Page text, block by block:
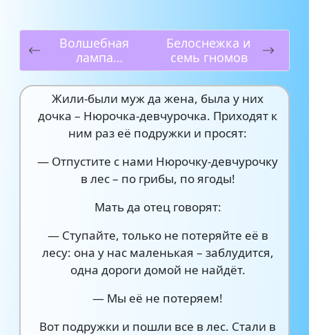
Волшебная
лампа
Аладдина
Белоснежка и
семь гномов
Жили-были муж да жена, была у них
дочка – Нюрочка-девчурочка. Приходят к
ним раз её подружки и просят:
— Отпустите с нами Нюрочку-девчурочку
в лес – по грибы, по ягоды!
Мать да отец говорят:
— Ступайте, только не потеряйте её в
лесу: она у нас маленькая – заблудится,
одна дороги домой не найдёт.
— Мы её не потеряем!
Вот подружки и пошли все в лес. Стали в